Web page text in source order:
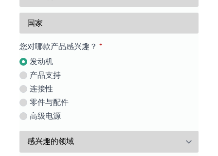
话
子
邮
件
*
家
您对哪款产品感兴趣？ *
发动机
产品支持
连接性
零件与配件
高级电源
兴